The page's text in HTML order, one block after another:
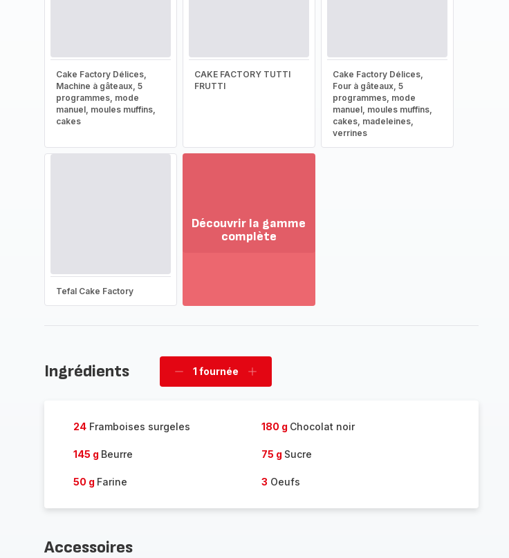
Cake Factory Délices,
Machine à gâteaux, 5
programmes, mode
manuel, moules muffins,
cakes
CAKE FACTORY TUTTI
FRUTTI
Cake Factory Délices,
Four à gâteaux, 5
programmes, mode
manuel, moules muffins,
cakes, madeleines,
verrines
Tefal Cake Factory
Découvrir la gamme
complète
la
Ingrédients
Supprimer
1 fournée
Ajouter
24Framboises surgeles 180 g Chocolat noir
145 g Beurre 75 g Sucre
50 g Farine 3 Oeufs
Accessoires